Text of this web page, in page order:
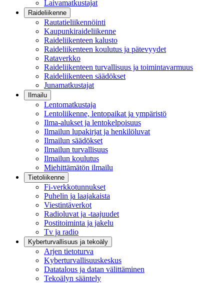
Laivamatkustajat
Raideliikenne
Rautatieliikennöinti
Kaupunkiraideliikenne
Raideliikenteen kalusto
Raideliikenteen koulutus ja pätevyydet
Rataverkko
Raideliikenteen turvallisuus ja toimintavarmuus
Raideliikenteen säädökset
Junamatkustajat
Ilmailu
Lentomatkustaja
Lentoliikenne, lentopaikat ja ympäristö
Ilma-alukset ja lentokelpoisuus
Ilmailun lupakirjat ja henkilöluvat
Ilmailun säädökset
Ilmailun turvallisuus
Ilmailun koulutus
Miehittämätön ilmailu
Tietoliikenne
Fi-verkkotunnukset
Puhelin ja laajakaista
Viestintäverkot
Radioluvat ja -taajuudet
Postitoiminta ja jakelu
Tv ja radio
Kyberturvallisuus ja tekoäly
Arjen tietoturva
Kyberturvallisuuskeskus
Datatalous ja datan välittäminen
Tekoälyn sääntely